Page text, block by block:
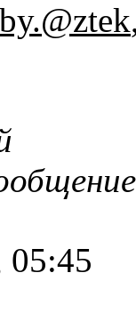
by.@ztek
05:45